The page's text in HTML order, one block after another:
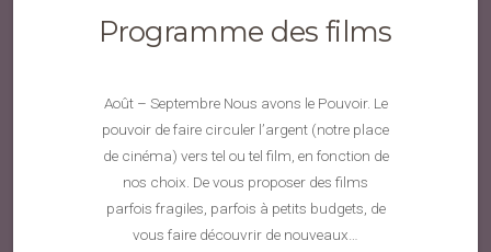
Programme des films
Août – Septembre Nous avons le Pouvoir. Le
pouvoir de faire circuler l’argent (notre place
de cinéma) vers tel ou tel film, en fonction de
nos choix. De vous proposer des films
parfois fragiles, parfois à petits budgets, de
vous faire découvrir de nouveaux…